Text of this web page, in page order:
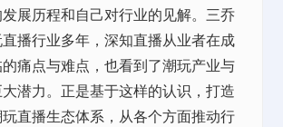
展历程和自己对行业的见解。三乔
播行业多年，深知直播从业者在成
痛点与难点，也看到了潮玩产业与
潜力。正是基于这样的认识，打造
直播生态体系，从各个方面推动行